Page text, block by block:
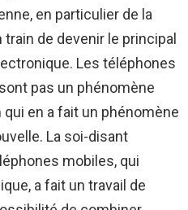
en particulier de la
de devenir le principal
Les téléphones
pas un phénomène
en a fait un phénomène
La soi-disant
mobiles, qui
a fait un travail de